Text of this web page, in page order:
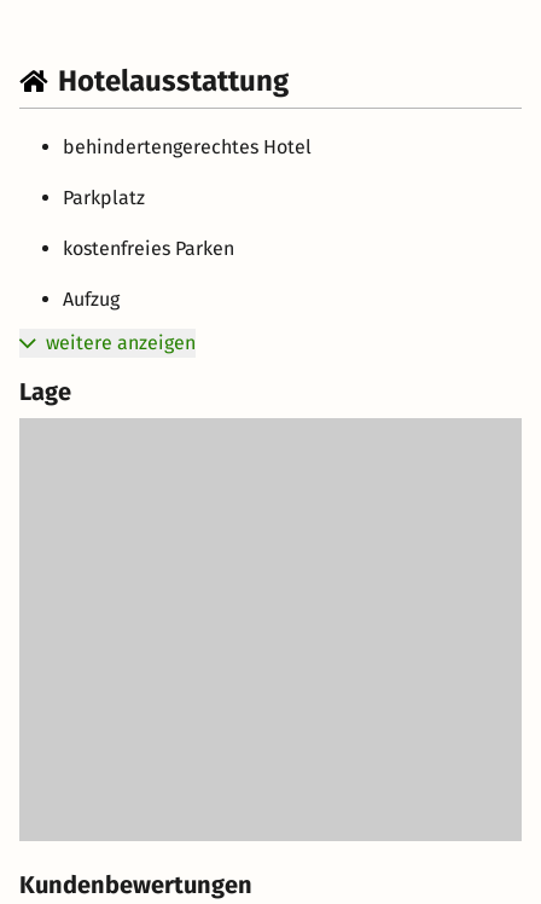
Hotelausstattung
behindertengerechtes Hotel
Parkplatz
kostenfreies Parken
Aufzug
weitere anzeigen
Lage
Kundenbewertungen